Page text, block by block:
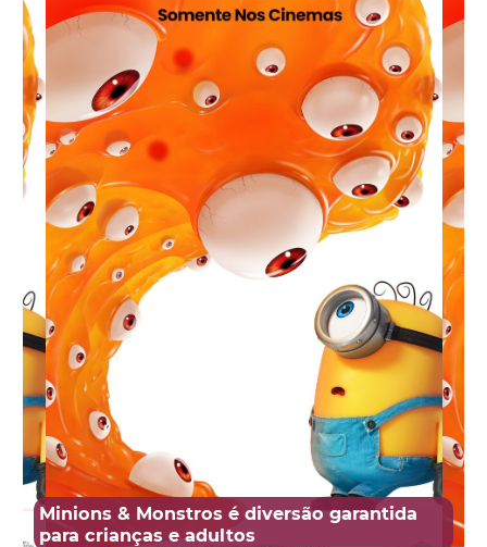
Minions & Monstros é diversão garantida
para crianças e adultos